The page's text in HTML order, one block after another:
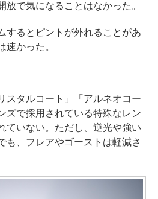
放で気になることはなかった。
するとピントが外れることがあ
速かった。
スタルコート」「アルネオコー
ズで採用されている特殊なレン
ていない。ただし、逆光や強い
も、フレアやゴーストは軽減さ